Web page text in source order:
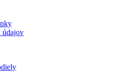
údajov